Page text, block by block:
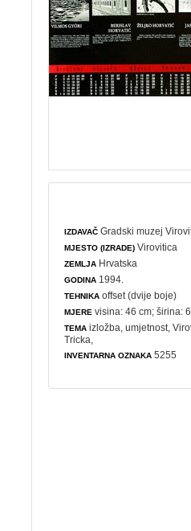
IZDAVAČ Gradski muzej
MJESTO (IZRADE) Virovitica
ZEMLJA Hrvatska
GODINA 1994.
TEHNIKA offset (dvije boje)
MJERE visina: 46 cm; širina:
TEMA izložba ,umjetnost ,
Tricka,
INVENTARNA OZNAKA 5255